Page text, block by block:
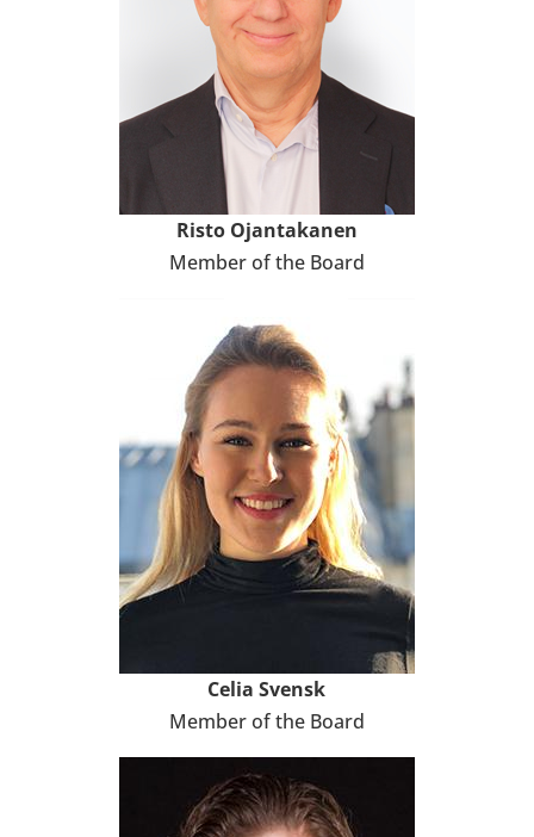
Risto Ojan­ta­ka­nen
Member of the Board
Celia Svensk
Member of the Board